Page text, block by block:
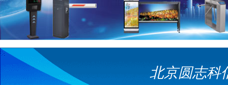
北京圆志科